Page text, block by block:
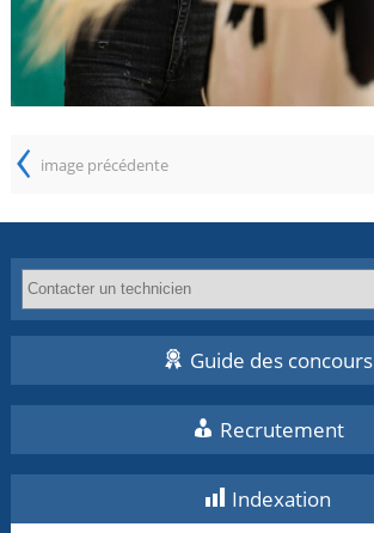
‹ image précédente
Guide des concours
Recrutement
Indexation